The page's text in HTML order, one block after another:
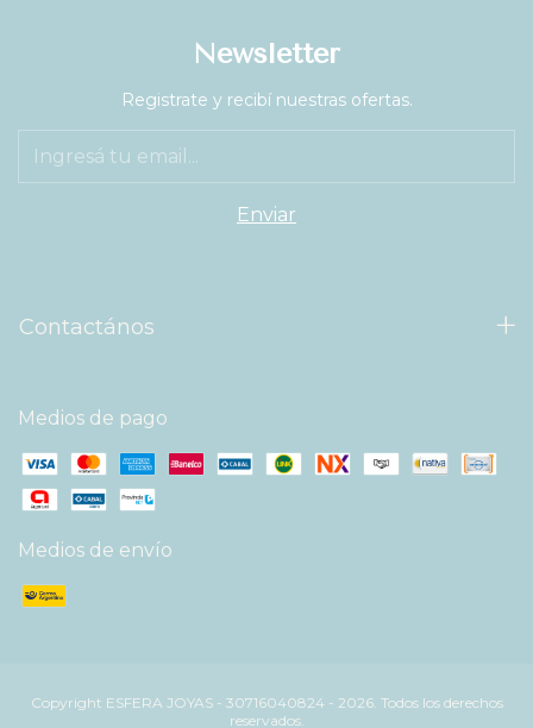
Newsletter
Registrate y recibí nuestras ofertas.
Contactános
Medios de pago
Medios de envío
Copyright ESFERA JOYAS - 30716040824 - 2026. Todos los derechos
reservados.